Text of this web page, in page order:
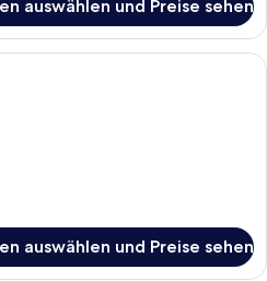
auswählen und Preise sehen
Ein modernes Hotelzimmer mit
auswählen und Preise sehen